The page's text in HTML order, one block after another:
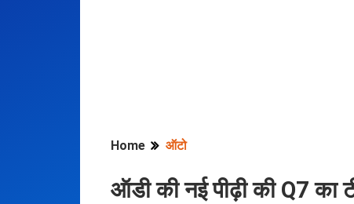
Home ऑटो
ऑडी की नई पीढ़ी की Q7 का